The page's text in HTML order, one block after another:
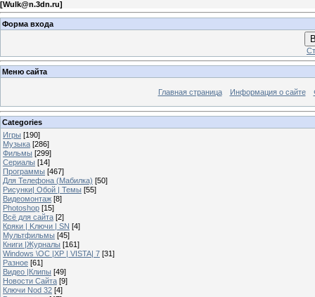
[Wulk@n.3dn.ru]
Форма входа
Меню сайта
Главная страница Информация о сайте
Categories
Игры [190]
Музыка [286]
Фильмы [299]
Сериалы [14]
Программы [467]
Для Телефона (Мабилка) [50]
Рисунки| Обой | Темы [55]
Видеомонтаж [8]
Photoshop [15]
Всё для сайта [2]
Кряки | Kлючи | SN [4]
Мультфильмы [45]
Книги |Журналы [161]
Windows \OC |XP | VISTA| 7 [31]
Разное [61]
Видео |Клипы [49]
Новости Сайта [9]
Ключи Nod 32 [4]